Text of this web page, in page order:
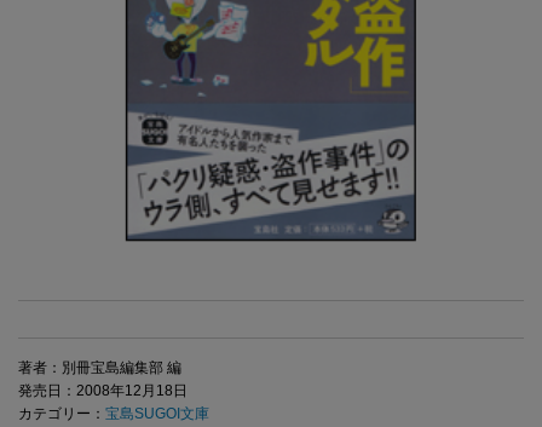
著者：別冊宝島編集部 編
発売日：2008年12月18日
カテゴリー： 宝島SUGOI文庫